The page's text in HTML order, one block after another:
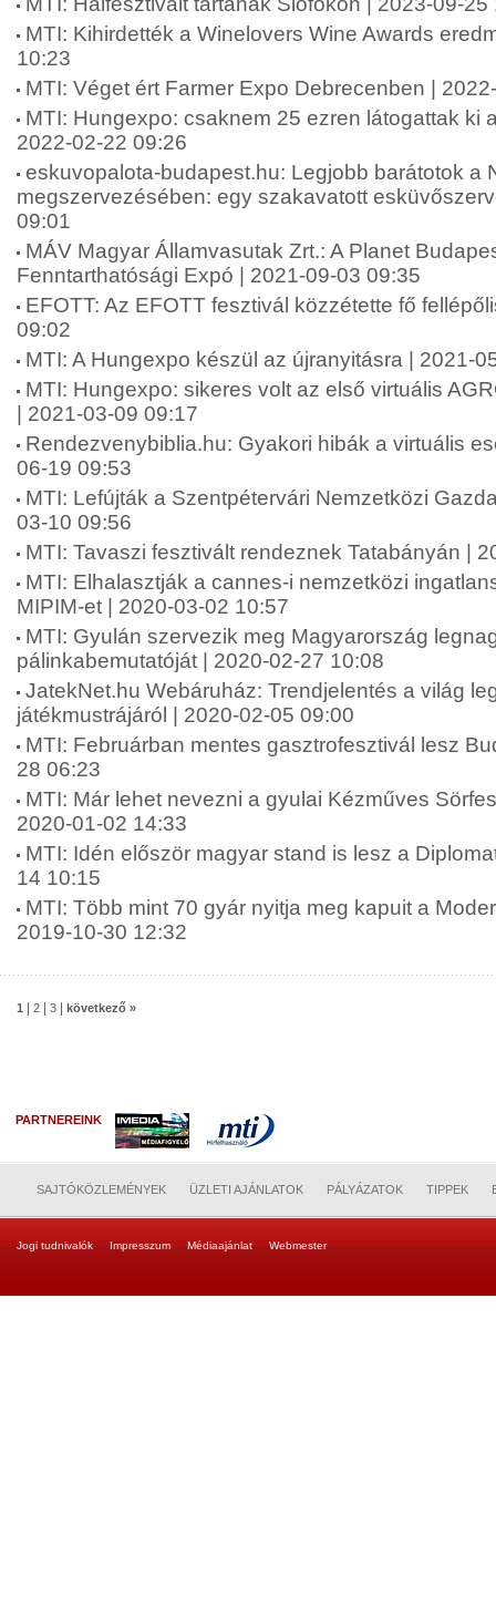
MTI: Kihirdették a Winelovers Wine Awards
10:23
MTI: Véget ért Farmer Expo Debrecenben |
MTI: Hungexpo: csaknem 25 ezren látogattak ki
2022-02-22 09:26
eskuvopalota-budapest.hu: Legjobb barátotok a
megszervezésében: egy szakavatott
09:01
MÁV Magyar Államvasutak Zrt.: A Planet
Fenntarthatósági Expó | 2021-09-03 09:35
EFOTT: Az EFOTT fesztivál közzétette fő
09:02
MTI: A Hungexpo készül az újranyitásra | 2021-
MTI: Hungexpo: sikeres volt az első virtuális
| 2021-03-09 09:17
Rendezvenybiblia.hu: Gyakori hibák a virtuális
06-19 09:53
MTI: Lefújták a Szentpétervári Nemzetközi
03-10 09:56
MTI: Tavaszi fesztivált rendeznek Tatabányán |
MTI: Elhalasztják a cannes-i nemzetközi
MIPIM-et | 2020-03-02 10:57
MTI: Gyulán szervezik meg Magyarország
pálinkabemutatóját | 2020-02-27 10:08
JatekNet.hu Webáruház: Trendjelentés a világ
játékmustrájáról | 2020-02-05 09:00
MTI: Februárban mentes gasztrofesztivál lesz
28 06:23
MTI: Már lehet nevezni a gyulai Kézműves
2020-01-02 14:33
MTI: Idén először magyar stand is lesz a
14 10:15
MTI: Több mint 70 gyár nyitja meg kapuit a
2019-10-30 12:32
1 2 3 következő »
PARTNEREINK
SAJTÓKÖZLEMÉNYEK ÜZLETI AJÁNLATOK PÁLYÁZATOK TIPPEK
Jogi tudnivalók Impresszum Médiaajánlat Webmester